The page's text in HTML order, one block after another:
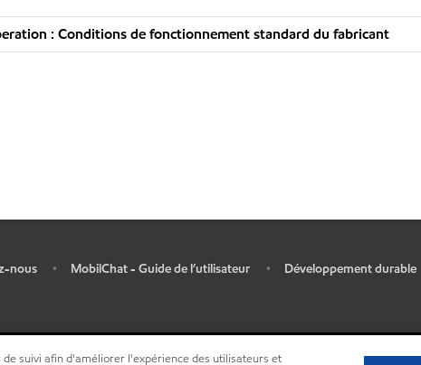
: Conditions de fonctionnement standard du fabricant
nous • MobilChat - Guide de l’utilisateur • Développement durable
suivi afin d'améliorer l'expérience des utilisateurs et